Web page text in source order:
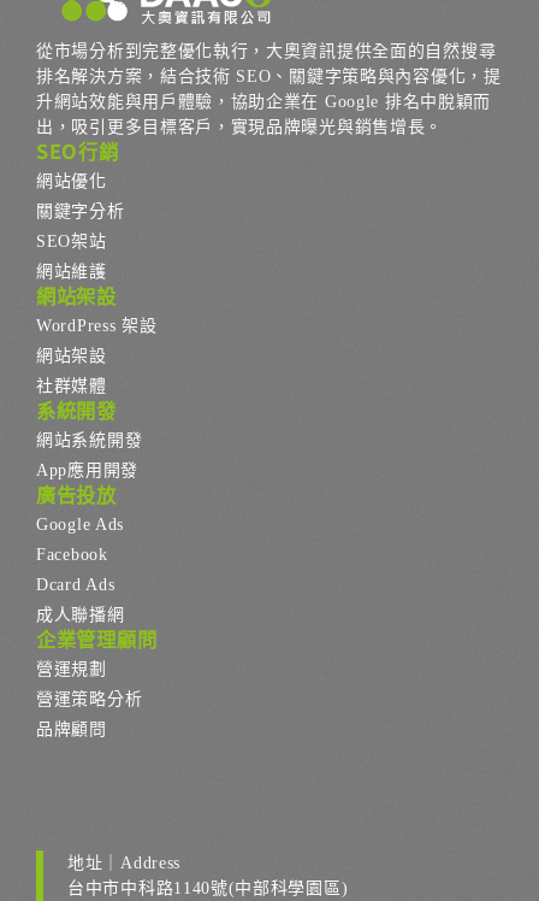
從市場分析到完整優化執行，大奧資訊提供全面的自然搜尋
排名解決方案，結合技術 SEO、關鍵字策略與內容優化，提
升網站效能與用戶體驗，協助企業在 Google 排名中脫穎而
出，吸引更多目標客戶，實現品牌曝光與銷售增長。
SEO行銷
網站優化
關鍵字分析
SEO架站
網站維護
網站架設
WordPress 架設
網站架設
社群媒體
系統開發
網站系統開發
App應用開發
廣告投放
Google Ads
Facebook
Dcard Ads
成人聯播網
企業管理顧問
營運規劃
營運策略分析
品牌顧問
地址｜Address
台中市中科路1140號(中部科學園區)